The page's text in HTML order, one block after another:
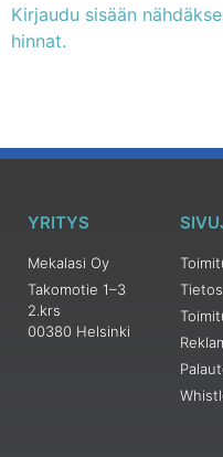
Kirjaudu sisään
hinnat.
YRITYS
Mekalasi Oy
Takomotie 1–3
2.krs
00380 Helsinki